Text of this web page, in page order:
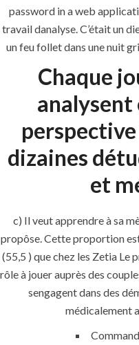
password in a web
travail danalyse. C’était un
un feu follet dans une nuit
Chaque
dizaines
et
c) Il veut apprendre à sa
propôse. Cette proportion
(55,5 ) que chez les Zetia Le
rôle à jouer auprès des
sengagent dans des
médicalement
Our projects
success is a
construction. We
vision exactly
QUICK
About
Request a quote